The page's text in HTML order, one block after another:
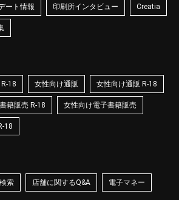
ート情報 印刷所インタビュー Creatia
18 女性向け通販 女性向け通販 R-18
籍販売 R-18 女性向け電子書籍販売
18
索 店舗に関するQ&A 電子マネー